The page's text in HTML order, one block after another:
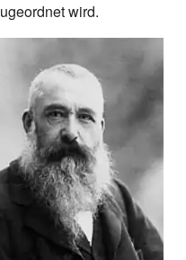
wird.